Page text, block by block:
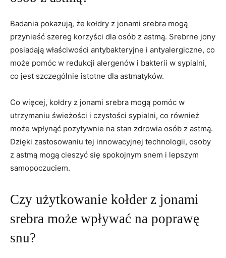
Badania pokazują, że kołdry z jonami srebra ⁤mogą
przynieść szereg korzyści dla osób z astmą. Srebrne jony
‌posiadają właściwości antybakteryjne ⁣i antyalergiczne, ⁣co
może pomóc⁣ w redukcji alergenów i bakterii w sypialni,‍
co​ jest szczególnie istotne dla astmatyków.
Co więcej, kołdry z jonami srebra ⁢mogą⁣ pomóc w
utrzymaniu świeżości i ​czystości sypialni,‌ co również
może wpłynąć pozytywnie na stan zdrowia osób z ​astmą.
Dzięki zastosowaniu ​tej⁢ innowacyjnej technologii, osoby
z ⁤astmą mogą cieszyć się spokojnym⁢ snem i lepszym
‌samopoczuciem.
Czy użytkowanie kołder⁢ z jonami‌
srebra może wpływać‍ na poprawę
snu?